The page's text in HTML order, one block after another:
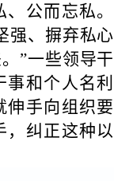
公而忘私。
强、摒弃私心
”一些领导干
和个人名利
伸手向组织要
，纠正这种以